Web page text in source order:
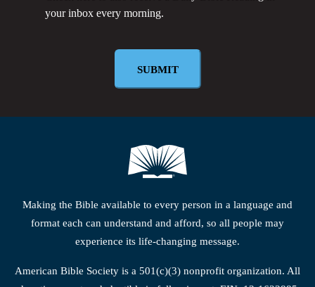
Newsletter
your inbox every morning.
Making the Bible available to every person in a language and
format each can understand and afford, so all people may
experience its life-changing message.
American Bible Society is a 501(c)(3) nonprofit organization. All